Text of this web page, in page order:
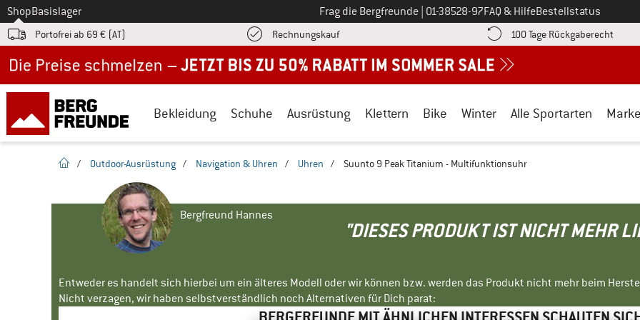
Zum
ShopBasislager Frag die Bergfreunde Ruf uns an unter
01-38528-97FAQ & HilfeBestellstatus
Portofrei ab 69 € (AT) RechnungskaufFinde die Zahlungs-Infos hier! Öffnet sich in einer Infobox
100 Tage Rückgaberecht
Bekleidung Schuhe Ausrüstung Klettern Bike Winter Alle Sportarten
Startseite
/ Outdoor-Ausrüstung / Navigation & Uhren / Uhren / Suunto 9 Peak Titanium - Multifunktionsuhr
Bergfreund Hannes
"DIESES PRODUKT IST NICHT MEHR
Entweder es handelt sich hierbei um ein älteres Modell oder wir können bzw. werden das Produkt nicht mehr beim
Nicht verzagen, wir haben selbstverständlich noch Alternativen für Dich parat: